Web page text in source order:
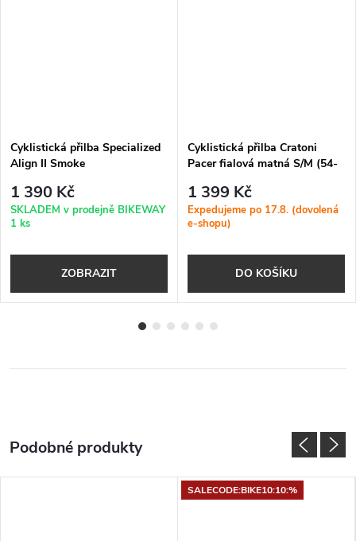
Cyklistická přilba Specialized
Align II Smoke
1 390 Kč
SKLADEM v prodejně BIKEWAY
1 ks
ZOBRAZIT
Cyklistická přilba Cratoni
Pacer fialová matná S/M (54-
1 399 Kč
Expedujeme po 17.8. (dovolená
e-shopu)
DO KOŠÍKU
SALECODE:BIKE10:10:%